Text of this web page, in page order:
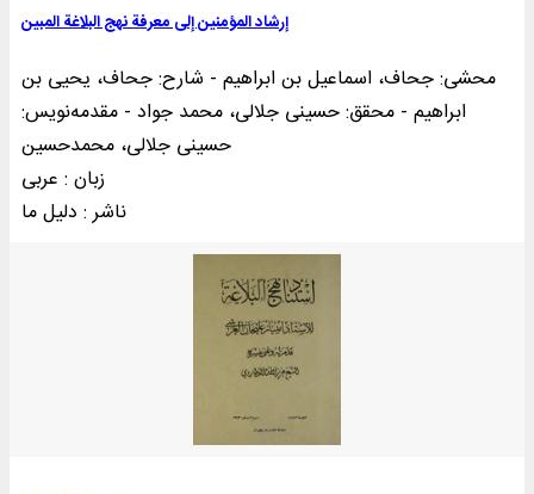
إرشاد المؤمنین إلی معرفة نهج البلاغة المبین
محشی: جحاف، اسماعیل بن ابراهیم - شارح: جحاف، یحیی بن
ابراهیم - محقق: حسینی جلالی، محمد جواد - مقدمه‌نويس:
حسینی جلالی، محمدحسین
زبان : عربی
ناشر : دليل ما